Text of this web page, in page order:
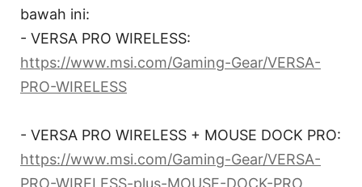
bawah ini:
- VERSA PRO WIRELESS:
https://www.msi.com/Gaming-Gear/VERSA-
PRO-WIRELESS
- VERSA PRO WIRELESS + MOUSE DOCK PRO:
https://www.msi.com/Gaming-Gear/VERSA-
PRO-WIRELESS-plus-MOUSE-DOCK-PRO